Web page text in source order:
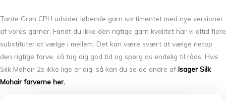
Tante Grøn CPH udvider løbende garn sortimentet med nye versioner
af vores garner. Fandt du ikke den rigtige garn kvalitet har vi altid flere
substituter at vælge i mellem. Det kan være svært at vælge netop
den rigtige farve, så tag dig god tid og spørg os endelig til råds. Hvis
Silk Mohair 2s ikke lige er dig, så kan du se de andre af Isager Silk
Mohair farverne her.